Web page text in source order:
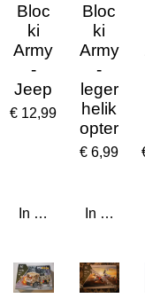
Bloc
ki
Army
-
Jeep
€ 12,99
In winkelwagen
Bloc
ki
Army
-
leger
helik
opter
€ 6,99
In